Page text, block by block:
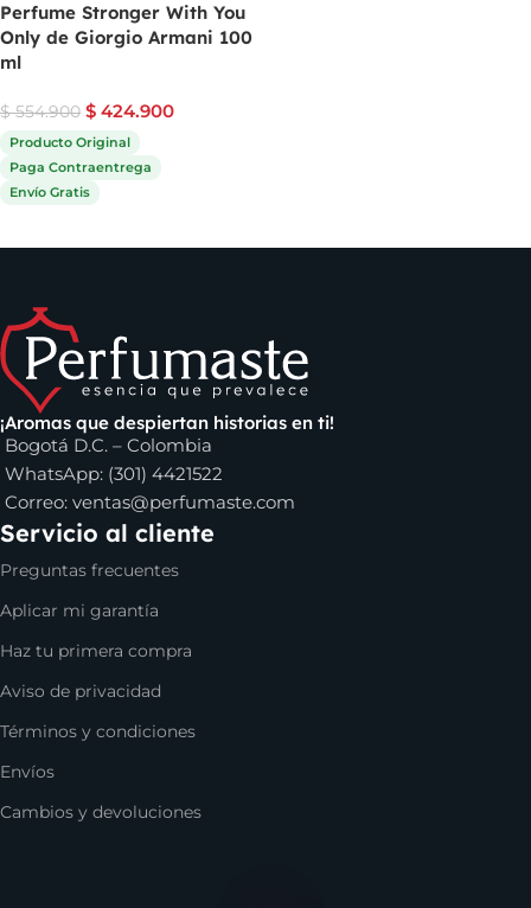
Perfume Stronger With You
Only de Giorgio Armani 100
ml
$554.900 $ 424.900
Producto Original
Paga Contraentrega
Envío Gratis
¡Aromas que despiertan historias en ti!
Bogotá D.C. – Colombia
WhatsApp: (301) 4421522
Correo: ventas@perfumaste.com
Servicio al cliente
Preguntas frecuentes
Aplicar mi garantía
Haz tu primera compra
Aviso de privacidad
Términos y condiciones
Envíos
Cambios y devoluciones